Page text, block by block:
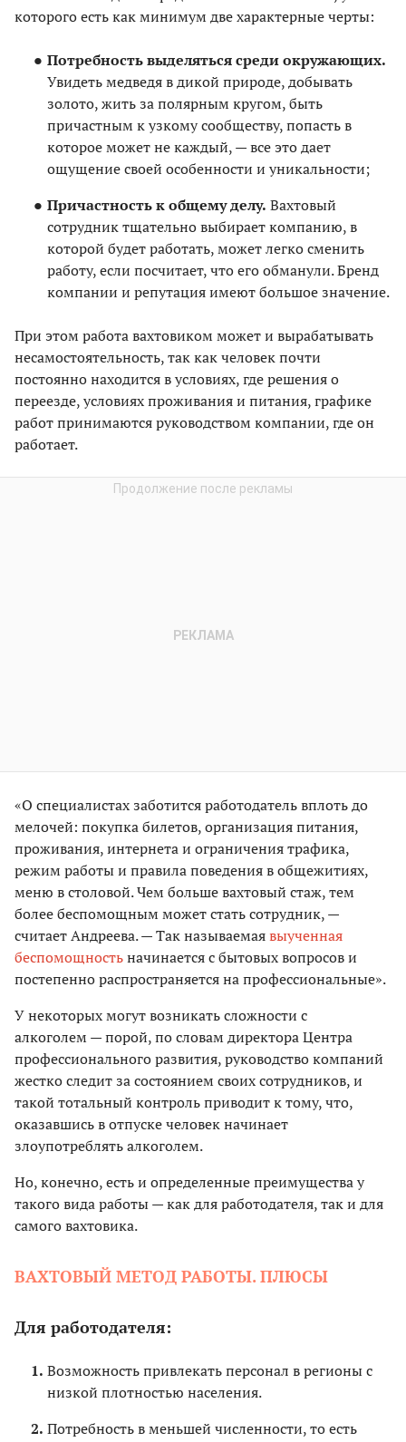
которого есть как минимум две характерные черты:
Потребность выделяться среди окружающих.
Увидеть медведя в дикой природе, добывать
золото, жить за полярным кругом, быть
причастным к узкому сообществу, попасть в
которое может не каждый, — все это дает
ощущение своей особенности и уникальности;
Причастность к общему делу. Вахтовый
сотрудник тщательно выбирает компанию, в
которой будет работать, может легко сменить
работу, если посчитает, что его обманули. Бренд
компании и репутация имеют большое значение.
При этом работа вахтовиком может и вырабатывать
несамостоятельность, так как человек почти
постоянно находится в условиях, где решения о
переезде, условиях проживания и питания, графике
работ принимаются руководством компании, где он
работает.
«О специалистах заботится работодатель вплоть до
мелочей: покупка билетов, организация питания,
проживания, интернета и ограничения трафика,
режим работы и правила поведения в общежитиях,
меню в столовой. Чем больше вахтовый стаж, тем
более беспомощным может стать сотрудник, —
считает Андреева. — Так называемаявыученная
беспомощностьначинается с бытовых вопросов и
постепенно распространяется на профессиональные».
У некоторых могут возникать сложности с
алкоголем — порой, по словам директора Центра
профессионального развития, руководство компаний
жестко следит за состоянием своих сотрудников, и
такой тотальный контроль приводит к тому, что,
оказавшись в отпуске человек начинает
злоупотреблять алкоголем.
Но, конечно, есть и определенные преимущества у
такого вида работы — как для работодателя, так и для
самого вахтовика.
ВАХТОВЫЙ МЕТОД РАБОТЫ. ПЛЮСЫ
Для работодателя:
Возможность привлекать персонал в регионы с
низкой плотностью населения.
Потребность в меньшей численности, то есть